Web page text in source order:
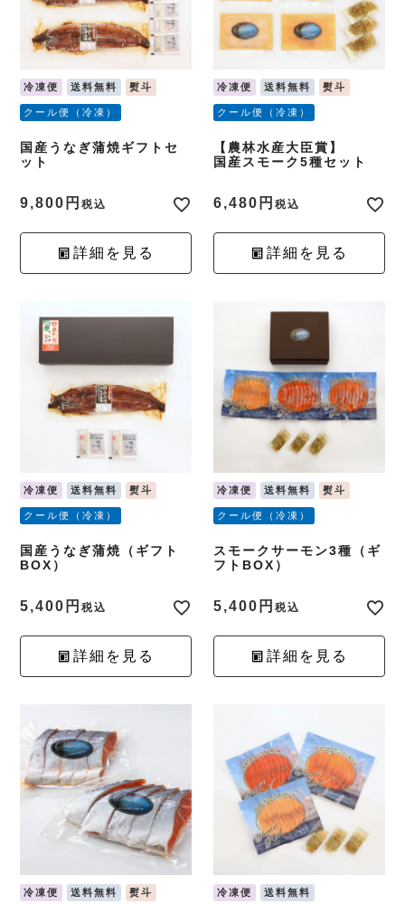
冷凍便 送料無料 熨斗
クール便（冷凍）
国産うなぎ蒲焼ギフトセ
ット
9,800 税込
詳細を見る
冷凍便 送料無料 熨斗
クール便（冷凍）
【農林水産大臣賞】
国産スモーク5種セット
6,480 税込
詳細を見る
冷凍便 送料無料 熨斗
クール便（冷凍）
国産うなぎ蒲焼（ギフト
BOX）
5,400 税込
詳細を見る
冷凍便 送料無料 熨斗
クール便（冷凍）
スモークサーモン3種（ギ
フトBOX）
5,400 税込
詳細を見る
冷凍便 送料無料 熨斗 冷凍便 送料無料